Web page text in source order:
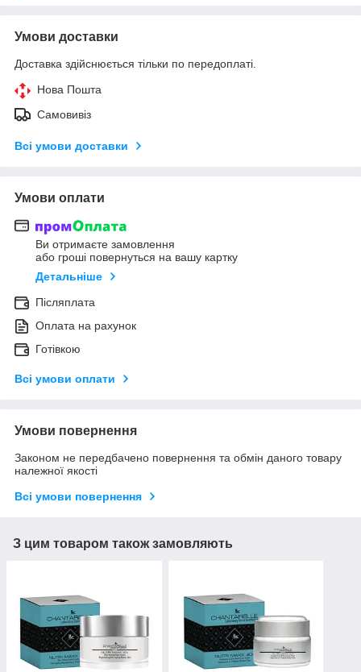
Умови доставки
Доставка здійснюється тільки по передоплаті.
Нова Пошта
Самовивіз
Всі умови доставки
Умови оплати
Ви отримаєте замовлення
або гроші повернуться на вашу картку
Детальніше
Післяплата
Оплата на рахунок
Готівкою
Всі умови оплати
Умови повернення
Законом не передбачено повернення та обмін даного товару
належної якості
Всі умови повернення
З цим товаром також замовляють